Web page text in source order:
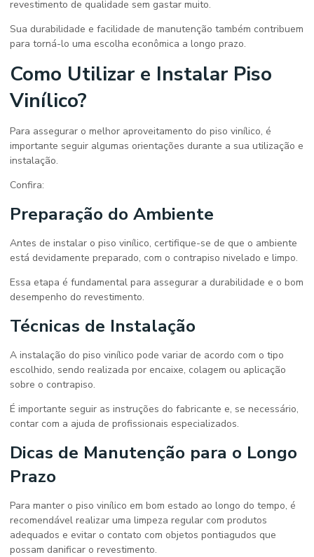
revestimento de qualidade sem gastar muito.
Sua durabilidade e facilidade de manutenção também contribuem
para torná-lo uma escolha econômica a longo prazo.
Como Utilizar e Instalar Piso
Vinílico?
Para assegurar o melhor aproveitamento do piso vinílico, é
importante seguir algumas orientações durante a sua utilização e
instalação.
Confira:
Preparação do Ambiente
Antes de instalar o piso vinílico, certifique-se de que o ambiente
está devidamente preparado, com o contrapiso nivelado e limpo.
Essa etapa é fundamental para assegurar a durabilidade e o bom
desempenho do revestimento.
Técnicas de Instalação
A instalação do piso vinílico pode variar de acordo com o tipo
escolhido, sendo realizada por encaixe, colagem ou aplicação
sobre o contrapiso.
É importante seguir as instruções do fabricante e, se necessário,
contar com a ajuda de profissionais especializados.
Dicas de Manutenção para o Longo
Prazo
Para manter o piso vinílico em bom estado ao longo do tempo, é
recomendável realizar uma limpeza regular com produtos
adequados e evitar o contato com objetos pontiagudos que
possam danificar o revestimento.